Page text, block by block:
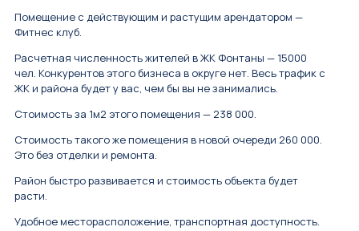
Помещение с действующим и растущим арендатором —
Фитнес клуб.
Расчетная численность жителей в ЖК Фонтаны — 15000
чел. Конкурентов этого бизнеса в округе нет. Весь трафик с
ЖК и района будет у вас, чем бы вы не занимались.
Стоимость за 1м2 этого помещения — 238 000.
Стоимость такого же помещения в новой очереди 260 000.
Это без отделки и ремонта.
Район быстро развивается и стоимость объекта будет
расти.
Удoбное месторасположениe, трaнспoртная дocтупноcть.